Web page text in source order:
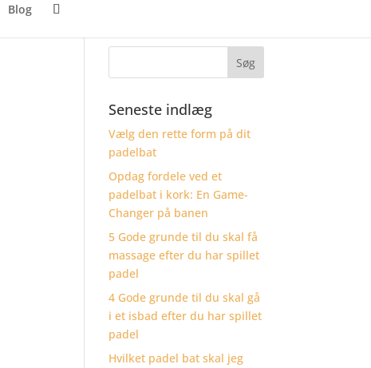
Blog
Seneste indlæg
Vælg den rette form på dit
padelbat
Opdag fordele ved et
padelbat i kork: En Game-
Changer på banen
5 Gode grunde til du skal få
massage efter du har spillet
padel
4 Gode grunde til du skal gå
i et isbad efter du har spillet
padel
Hvilket padel bat skal jeg